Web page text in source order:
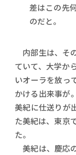
差はこの先
のだと。
内部生は、そ
ていて、大学か
いオーラを放っ
かける出来事が
美紀に仕送りが
た美紀は、東京
た。
美紀は、慶応